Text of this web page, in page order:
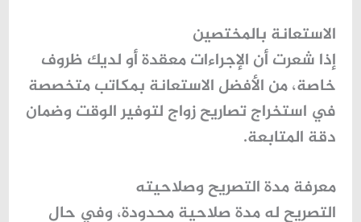
الاستعانة بالمختصين
إذا شعرت أن الإجراءات معقدة أو لديك ظروف
خاصة، من الأفضل الاستعانة بمكاتب متخصصة
في استخراج تصاريح زواج لتوفير الوقت وضمان
دقة المتابعة.
معرفة مدة التصريح وصلاحيته
التصريح له مدة صلاحية محدودة، وفي حال